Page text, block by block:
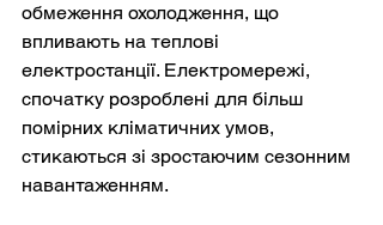
обмеження охолодження, що
впливають на теплові
електростанції. Електромережі,
спочатку розроблені для більш
помірних кліматичних умов,
стикаються зі зростаючим сезонним
навантаженням.